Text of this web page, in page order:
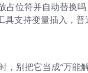
占位符并自动替换吗
具支持变量插入，普
，别把它当成“万